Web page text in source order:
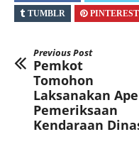
TUMBLR
PINTEREST
Previous Post
Pemkot
Tomohon
Laksanakan
Pemeriksaan
Kendaraan